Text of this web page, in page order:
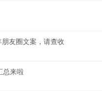
朋友圈文案，请查收
总来啦